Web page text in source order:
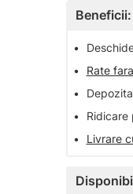
Beneficii:
•
•
Rate
•
•
Ridicare
•
Livrare